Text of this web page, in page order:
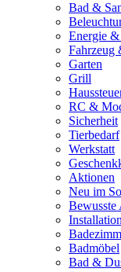
Bad &
Energie
Fahrzeug
Garten
Grill
RC &
Sicherheit
Tierbedarf
Werkstatt
Aktionen
Neu im
Bewusste
Badmöbel
Bad &